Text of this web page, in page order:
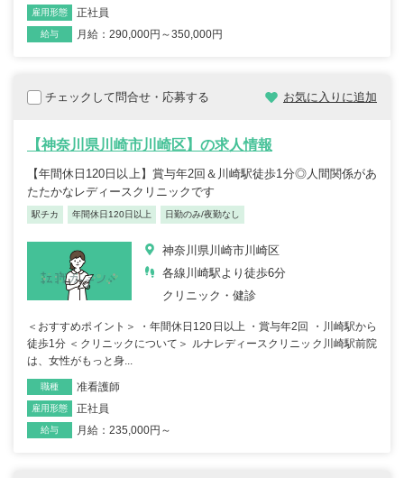
雇用形態 正社員
給与 月給：290,000円～350,000円
チェックして問合せ・応募する お気に入りに追加
【神奈川県川崎市川崎区】の求人情報
【年間休日120日以上】賞与年2回＆川崎駅徒歩1分◎人間関係があ
たたかなレディースクリニックです
駅チカ 年間休日120日以上 日勤のみ/夜勤なし
神奈川県川崎市川崎区
各線川崎駅より徒歩6分
クリニック・健診
＜おすすめポイント＞ ・年間休日120日以上 ・賞与年2回 ・川崎駅から
徒歩1分 ＜クリニックについて＞ ルナレディースクリニック川崎駅前院
は、女性がもっと身...
職種 准看護師
雇用形態 正社員
給与 月給：235,000円～